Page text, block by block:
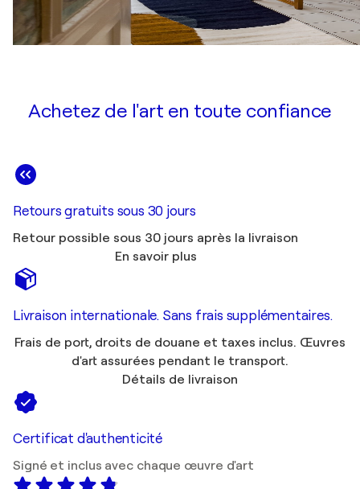
Achetez de l'art en toute confiance
Retours gratuits sous 30 jours
Retour possible sous 30 jours après la livraison
En savoir plus
Livraison internationale. Sans frais supplémentaires.
Frais de port, droits de douane et taxes inclus. Œuvres
d'art assurées pendant le transport.
Détails de livraison
Certificat d'authenticité
Signé et inclus avec chaque œuvre d'art